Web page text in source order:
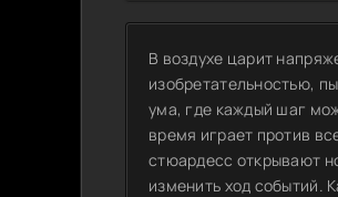
В воздухе царит
изобретательностью,
ума, где каждый шаг
время играет против
стюардесс открывают
изменить ход событий.